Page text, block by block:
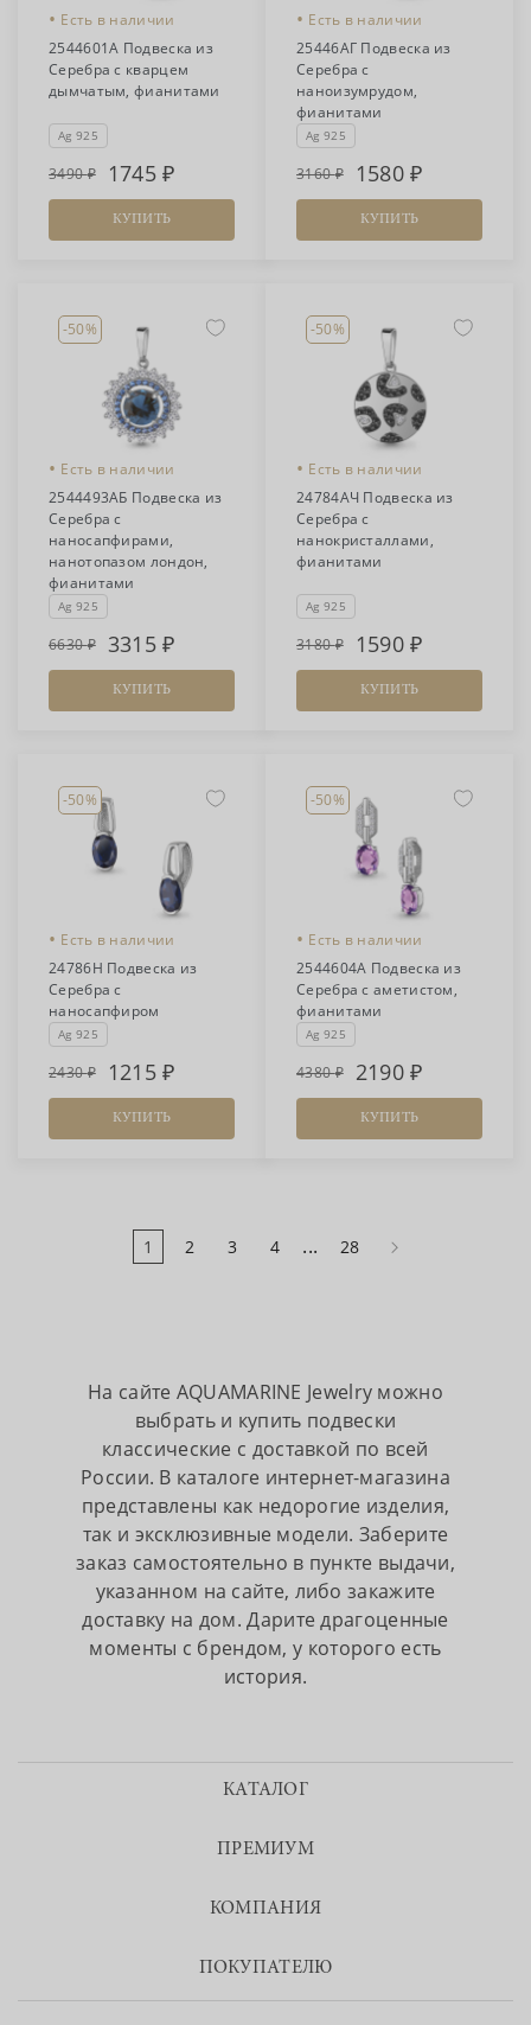
• Есть в наличии
2544601А Подвеска из
Серебра с кварцем
дымчатым, фианитами
Ag 925
3490 1745
КУПИТЬ
• Есть в наличии
25446АГ Подвеска из
Серебра с
наноизумрудом,
фианитами
Ag 925
3160 1580
КУПИТЬ
-50%
• Есть в наличии
2544493АБ Подвеска из
Серебра с
наносапфирами,
нанотопазом лондон,
фианитами
Ag 925
6630 3315
КУПИТЬ
-50%
• Есть в наличии
24784АЧ Подвеска из
Серебра с
нанокристаллами,
фианитами
Ag 925
3180 1590
КУПИТЬ
-50%
• Есть в наличии
24786Н Подвеска из
Серебра с
наносапфиром
Ag 925
2430 1215
КУПИТЬ
-50%
• Есть в наличии
2544604А Подвеска из
Серебра с аметистом,
фианитами
Ag 925
4380 2190
КУПИТЬ
1 2 3 4 ... 28
На сайте AQUAMARINE Jewelry можно
выбрать и купить подвески
классические с доставкой по всей
России. В каталоге интернет-магазина
представлены как недорогие изделия,
так и эксклюзивные модели. Заберите
заказ самостоятельно в пункте выдачи,
указанном на сайте, либо закажите
доставку на дом. Дарите драгоценные
моменты с брендом, у которого есть
история.
КАТАЛОГ
ПРЕМИУМ
КОМПАНИЯ
ПОКУПАТЕЛЮ